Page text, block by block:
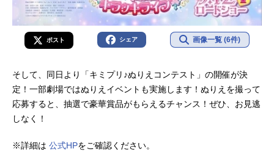
ポスト シェア 画像一覧 (6件)
そして、同日より「キミプリ♪ぬりえコンテスト」の開催が決
定！一部劇場ではぬりえイベントも実施します！ぬりえを撮って
応募すると、抽選で豪華賞品がもらえるチャンス！ぜひ、お見逃
しなく！
※詳細は 公式HPをご確認ください。